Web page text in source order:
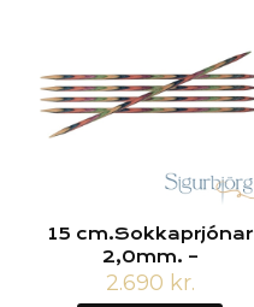
15 cm.Sokkaprjónar
2,0mm. –
2.690 kr.